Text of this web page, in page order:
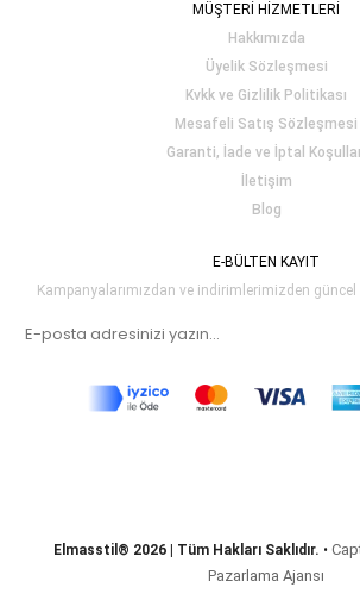
MÜŞTERİ HİZMETLERİ
Hakkımızda
Üyelik Sözleşmesi
Kvkk ve Gizlilik Politikası
Mesafeli Satış Sözleşmesi
Garanti, İade ve İptal
İletişim
Blog
E-BÜLTEN KAYIT
Kampanyalarımızdan ve indirimlerimizden
Elmasstil® 2026 | Tüm Hakları Saklıdır. •
Pazarlama Ajansı